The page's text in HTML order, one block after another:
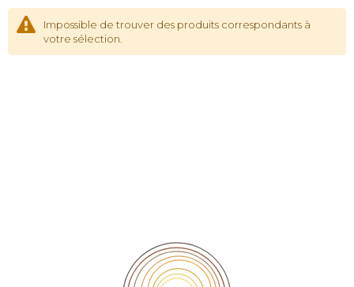
Impossible de trouver des produits correspondants à
votre sélection.